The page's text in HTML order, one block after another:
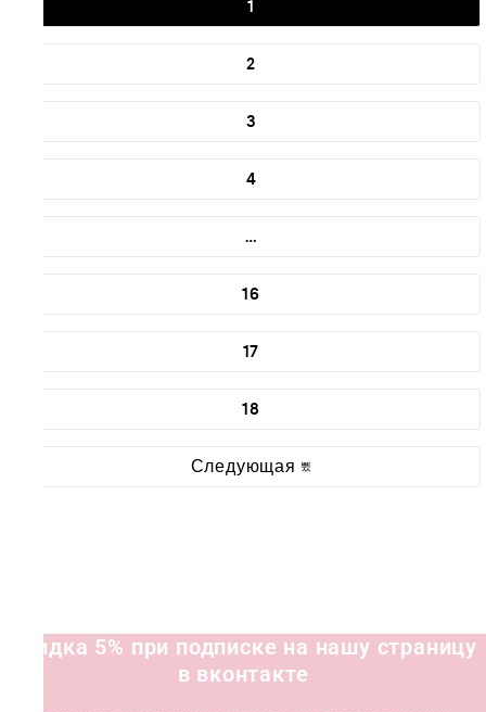
1
2
3
4
…
16
17
18
Следующая
Скидка 5% при подписке на нашу страницу
в вконтакте